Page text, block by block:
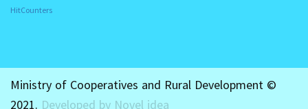
HitCounters
Ministry of Cooperatives and Rural Development ©
2021. Developed by Novel idea